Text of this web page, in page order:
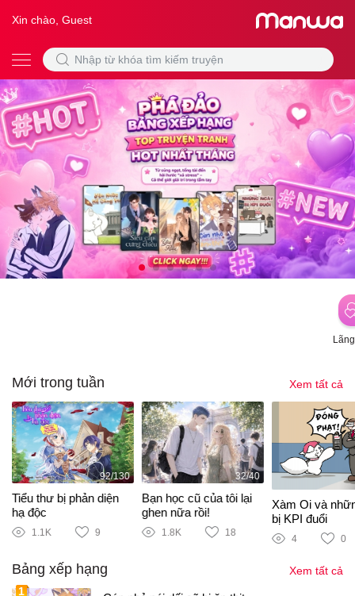
Xin chào, Guest
Mới trong tuần Xem tất cả
92/130
Tiểu thư bị phản diện
hạ độc
1.1K 9
32/40
Bạn học cũ của tôi lại
ghen nữa rồi!
1.8K 18
Xàm Oi và
bị KPI đuổi
4 0
Bảng xếp hạng Xem tất cả